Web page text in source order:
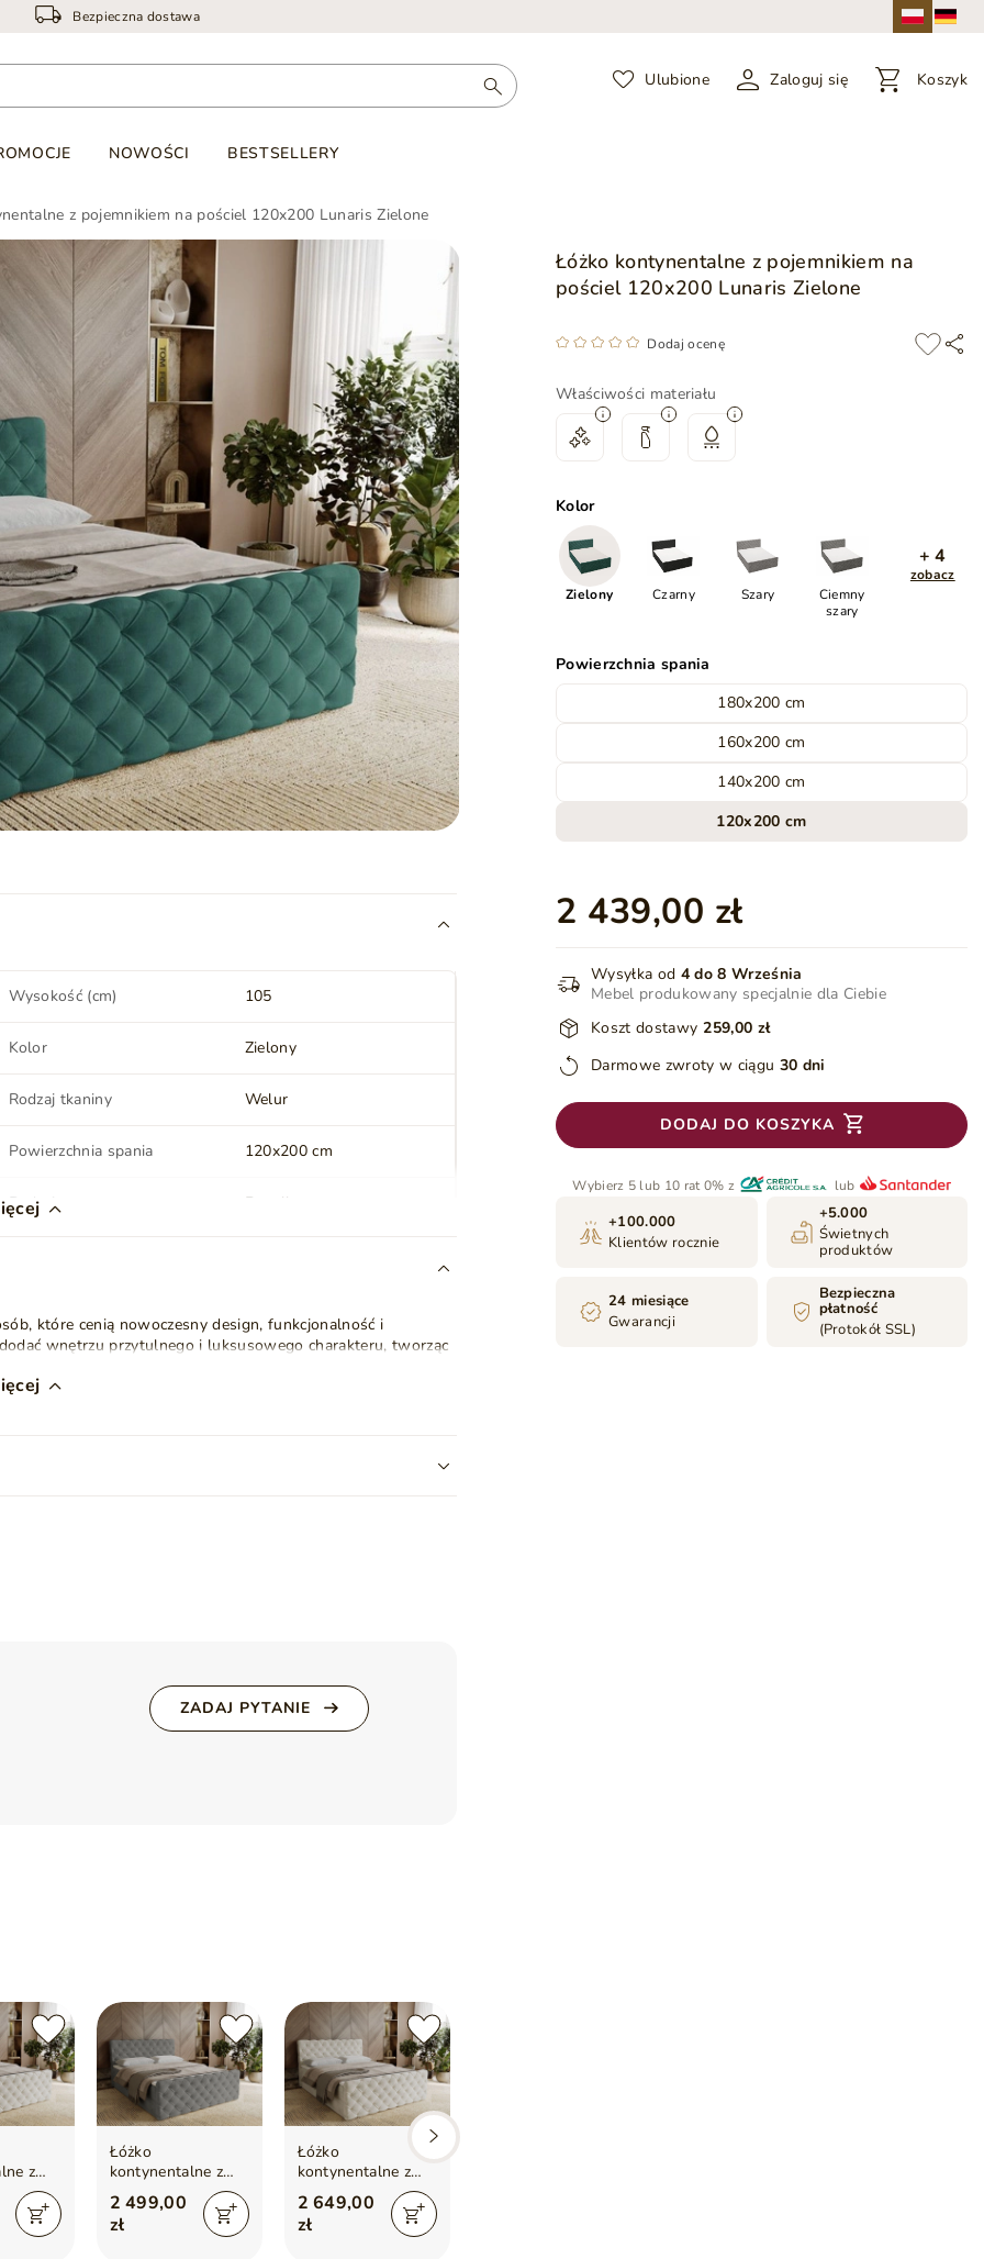
Bezpieczna dostawa
Ulubione Zaloguj się Koszyk
NOWOŚCI BESTSELLERY
z pojemnikiem na pościel 120x200 Lunaris Zielone
Łóżko kontynentalne z pojemnikiem na
pościel 120x200 Lunaris Zielone
Dodaj ocenę
Właściwości materiału
Kolor
Zielony Czarny Szary
Ciemny
szary
+ 4
zobacz
Powierzchnia spania
180x200 cm
160x200 cm
140x200 cm
120x200 cm
2 439,00 zł
Wysyłka od 4 do 8 Września
Mebel produkowany specjalnie dla Ciebie
Koszt dostawy 259,00 zł
Darmowe zwroty w ciągu 30 dni
DODAJ DO KOSZYKA
Wybierz 5 lub 10 rat 0% z lub
+100.000
Klientów rocznie
+5.000
Świetnych
produktów
24 miesiące
Gwarancji
Bezpieczna
płatność
(Protokół SSL)
Wysokość (cm) 105
Kolor Zielony
Rodzaj tkaniny Welur
Powierzchnia spania 120x200 cm
Rodzaj materaca Bonell
Styl Nowoczesny Klasyczny
Ilość paczek
Materac Tak
które cenią nowoczesny design, funkcjonalność i
wnętrzu przytulnego i luksusowego charakteru, tworząc
łóżkoLunarisstaje się prawdziwym centrum wygody,
monitora.
ZADAJ PYTANIE
z
na
Łóżko
kontynentalne z
pojemnikiem na
pościel 140x200
Lunaris Szare
2 499,00
zł
Łóżko
kontynentalne z
pojemnikiem na
pościel 180x200
Lunaris Kremowe
2 649,00
zł